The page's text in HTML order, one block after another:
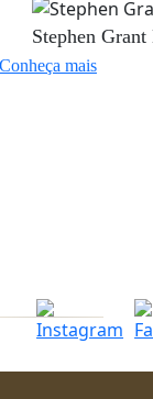
Stephen Grant
mais